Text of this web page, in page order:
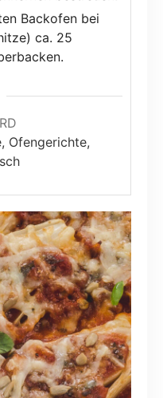
Backofen bei
ca. 25
Ofengerichte,